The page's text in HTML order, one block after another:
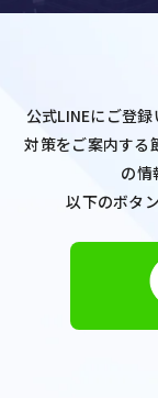
公式LINEにご登
対策をご案内する
の情
以下のボタ